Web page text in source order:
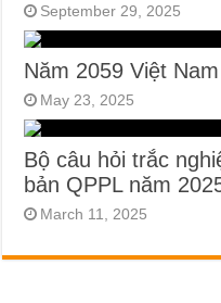
September 29, 2025
Năm 2059 Việt
May 23, 2025
Bộ câu hỏi trắc
bản QPPL năm
March 11, 2025